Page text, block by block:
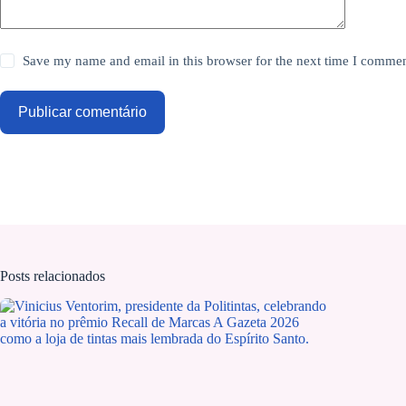
Save my name and email in this browser for the next time I
Publicar comentário
Posts relacionados